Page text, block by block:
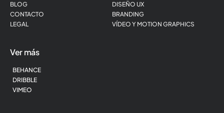
BLOG
CONTACTO
LEGAL
DISEÑO UX
BRANDING
VÍDEO Y MOTION GRAPHICS
Ver más
BEHANCE
DRIBBLE
VIMEO